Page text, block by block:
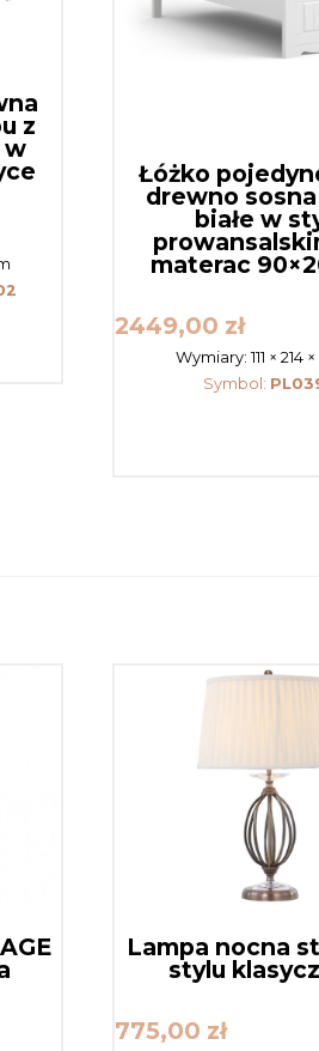
z
w
Łóżko
drewno
białe w
materac
2449,00 zł
Wymiary: 111 × 214
Symbol:
Lampa nocna
stylu
775,00 zł